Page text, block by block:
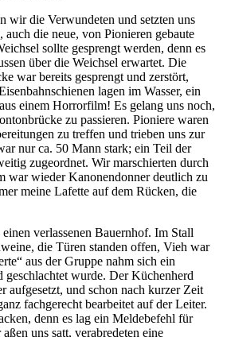
wir die Verwundeten und setzten uns
auch die neue, von Pionieren gebaute
sollte gesprengt werden, denn es
über die Weichsel erwartet. Die
war bereits gesprengt und zerstört,
lagen im Wasser, ein
einem Horrorfilm! Es gelang uns noch,
zu passieren. Pioniere waren
zu treffen und trieben uns zur
nur ca. 50 Mann stark; ein Teil der
zugeordnet. Wir marschierten durch
war wieder Kanonendonner deutlich zu
meine Lafette auf dem Rücken, die
verlassenen Bauernhof. Im Stall
die Türen standen offen, Vieh war
aus der Gruppe nahm sich ein
geschlachtet wurde. Der Küchenherd
aufgesetzt, und schon nach kurzer Zeit
fachgerecht bearbeitet auf der Leiter.
denn es lag ein Meldebefehl für
uns satt, verabredeten eine